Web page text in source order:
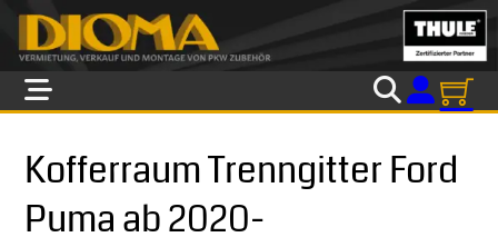
Skip to main content
Skip to footer
Kofferraum Trenngitter Ford
Puma ab 2020-